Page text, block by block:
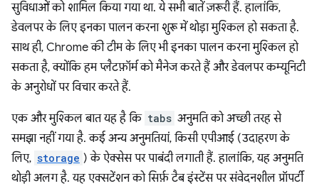
सुविधाओं को शामिल किया गया था. ये सभी बातें ज़रूरी हैं. हालांकि,
डेवलपर के लिए इनका पालन करना शुरू में थोड़ा मुश्किल हो सकता है.
साथ ही, Chrome की टीम के लिए भी इनका पालन करना मुश्किल हो
सकता है, क्योंकि हम प्लैटफ़ॉर्म को मैनेज करते हैं और डेवलपर कम्यूनिटी
के अनुरोधों पर विचार करते हैं.
एक और मुश्किल बात यह है कि tabs अनुमति को अच्छी तरह से
समझा नहीं गया है. कई अन्य अनुमतियां, किसी एपीआई (उदाहरण के
लिए, storage ) के ऐक्सेस पर पाबंदी लगाती हैं. हालांकि, यह अनुमति
थोड़ी अलग है. यह एक्सटेंशन को सिर्फ़ टैब इंस्टेंस पर संवेदनशील प्रॉपर्टी